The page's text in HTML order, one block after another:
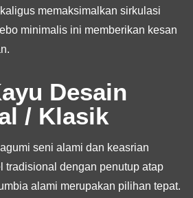
memaksimalkan sirkulasi
minimalis ini memberikan kesan
Desain
/ Klasik
seni alami dan keasrian
tradisional dengan penutup atap
alami merupakan pilihan tepat.